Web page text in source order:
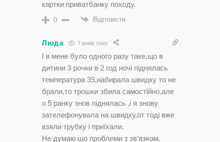
картки приватбанку походу.
0 Відповісти
Люда 7 років тому
І в мене було одного разу таке,що в
дитини 3 рочки в 2 год ночі піднялась
температура 39,набирала швидку то не
брали,то трошки збила самостійно,але
о 5 ранку знов піднялась ,і я знову
зателефонувала на швидку,от тоді вже
взяли трубку і приїхали.
Не думаю що проблеми з зв’язком,